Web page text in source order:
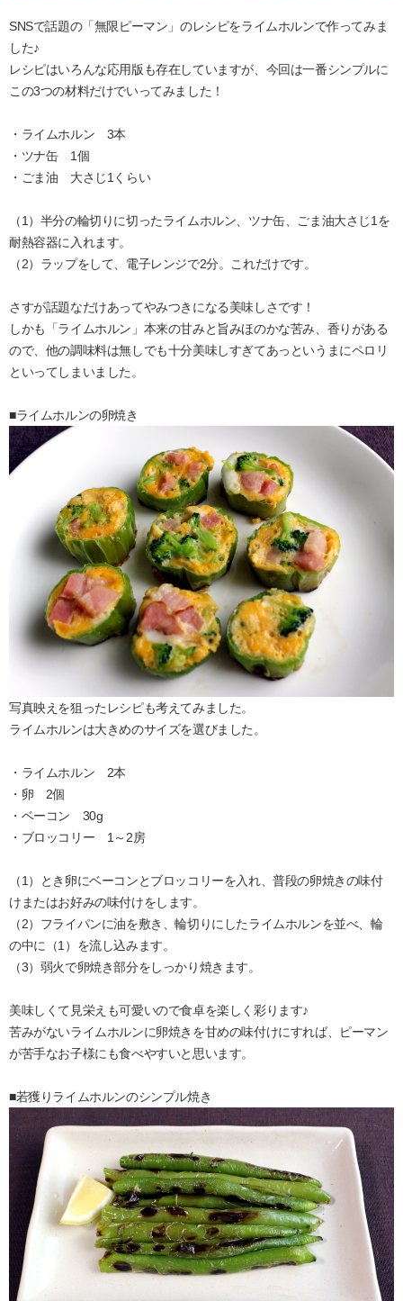
SNSで話題の「無限ピーマン」のレシピをライムホルンで作ってみま
した♪
レシピはいろんな応用版も存在していますが、今回は一番シンプルに
この3つの材料だけでいってみました！
・ライムホルン 3本
・ツナ缶 1個
・ごま油 大さじ1くらい
（1）半分の輪切りに切ったライムホルン、ツナ缶、ごま油大さじ1を
耐熱容器に入れます。
（2）ラップをして、電子レンジで2分。これだけです。
さすが話題なだけあってやみつきになる美味しさです！
しかも「ライムホルン」本来の甘みと旨みほのかな苦み、香りがある
ので、他の調味料は無しでも十分美味しすぎてあっというまにペロリ
といってしまいました。
■ライムホルンの卵焼き
写真映えを狙ったレシピも考えてみました。
ライムホルンは大きめのサイズを選びました。
・ライムホルン 2本
・卵 2個
・ベーコン 30g
・ブロッコリー 1～2房
（1）とき卵にベーコンとブロッコリーを入れ、普段の卵焼きの味付
けまたはお好みの味付けをします。
（2）フライパンに油を敷き、輪切りにしたライムホルンを並べ、輪
の中に（1）を流し込みます。
（3）弱火で卵焼き部分をしっかり焼きます。
美味しくて見栄えも可愛いので食卓を楽しく彩ります♪
苦みがないライムホルンに卵焼きを甘めの味付けにすれば、ピーマン
が苦手なお子様にも食べやすいと思います。
■若獲りライムホルンのシンプル焼き